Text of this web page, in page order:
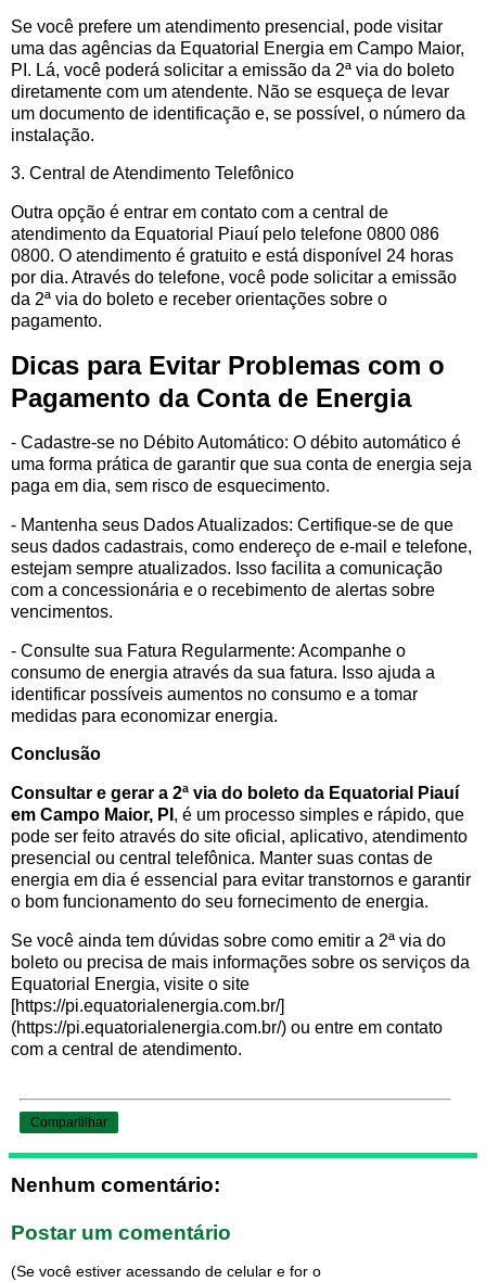
Se você prefere um atendimento presencial, pode visitar
uma das agências da Equatorial Energia em Campo Maior,
PI. Lá, você poderá solicitar a emissão da 2ª via do boleto
diretamente com um atendente. Não se esqueça de levar
um documento de identificação e, se possível, o número da
instalação.
3. Central de Atendimento Telefônico
Outra opção é entrar em contato com a central de
atendimento da Equatorial Piauí pelo telefone 0800 086
0800. O atendimento é gratuito e está disponível 24 horas
por dia. Através do telefone, você pode solicitar a emissão
da 2ª via do boleto e receber orientações sobre o
pagamento.
Dicas para Evitar Problemas com o
Pagamento da Conta de Energia
- Cadastre-se no Débito Automático: O débito automático é
uma forma prática de garantir que sua conta de energia seja
paga em dia, sem risco de esquecimento.
- Mantenha seus Dados Atualizados: Certifique-se de que
seus dados cadastrais, como endereço de e-mail e telefone,
estejam sempre atualizados. Isso facilita a comunicação
com a concessionária e o recebimento de alertas sobre
vencimentos.
- Consulte sua Fatura Regularmente: Acompanhe o
consumo de energia através da sua fatura. Isso ajuda a
identificar possíveis aumentos no consumo e a tomar
medidas para economizar energia.
Conclusão
Consultar e gerar a 2ª via do boleto da Equatorial Piauí
em Campo Maior, PI , é um processo simples e rápido, que
pode ser feito através do site oficial, aplicativo, atendimento
presencial ou central telefônica. Manter suas contas de
energia em dia é essencial para evitar transtornos e garantir
o bom funcionamento do seu fornecimento de energia.
Se você ainda tem dúvidas sobre como emitir a 2ª via do
boleto ou precisa de mais informações sobre os serviços da
Equatorial Energia, visite o site
[https://pi.equatorialenergia.com.br/]
(https://pi.equatorialenergia.com.br/) ou entre em contato
com a central de atendimento.
Compartilhar
Nenhum comentário:
Postar um comentário
(Se você estiver acessando de celular e for o